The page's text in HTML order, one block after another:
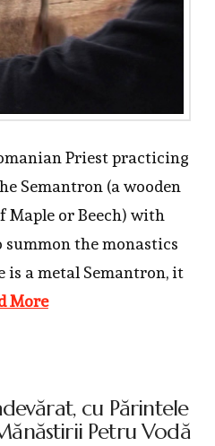
Priest practicing
Semantron (a wooden
Maple or Beech) with
the monastics
is a metal Semantron, it
More
cu Părintele
Petru Vodă